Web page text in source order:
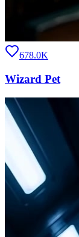
678.0K
Wizard Pet